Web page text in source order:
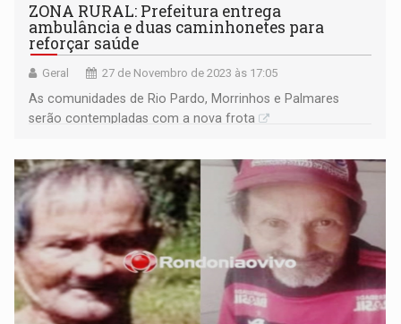
ZONA RURAL: Prefeitura entrega
ambulância e duas caminhonetes para
reforçar saúde
Geral 27 de Novembro de 2023 às 17:05
As comunidades de Rio Pardo, Morrinhos e Palmares
serão contempladas com a nova frota